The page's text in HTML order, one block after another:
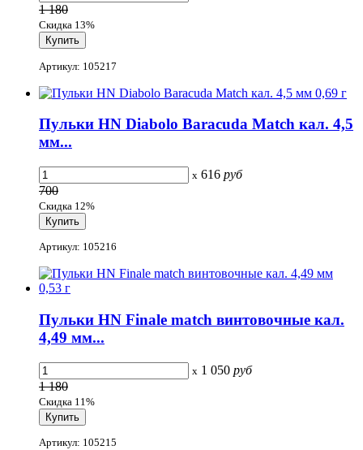
1 180
Скидка 13%
Артикул: 105217
Пульки HN Diabolo Baracuda Match кал. 4,5
мм...
x 616 руб
700
Скидка 12%
Артикул: 105216
Пульки HN Finale match винтовочные кал.
4,49 мм...
x 1 050 руб
1 180
Скидка 11%
Артикул: 105215